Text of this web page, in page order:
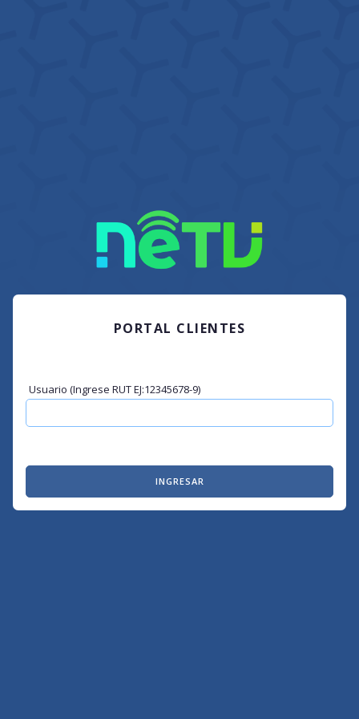
PORTAL CLIENTES
Usuario (Ingrese RUT EJ:12345678-9)
INGRESAR